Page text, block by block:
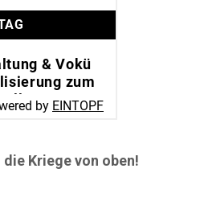
Kriege von oben!